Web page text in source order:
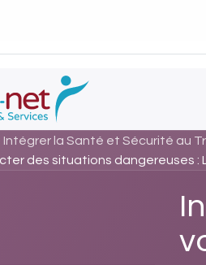
Intégrer la Santé et Sécurité au
des situations dangereuses :